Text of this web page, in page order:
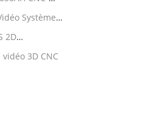
Système
2D
3D CNC